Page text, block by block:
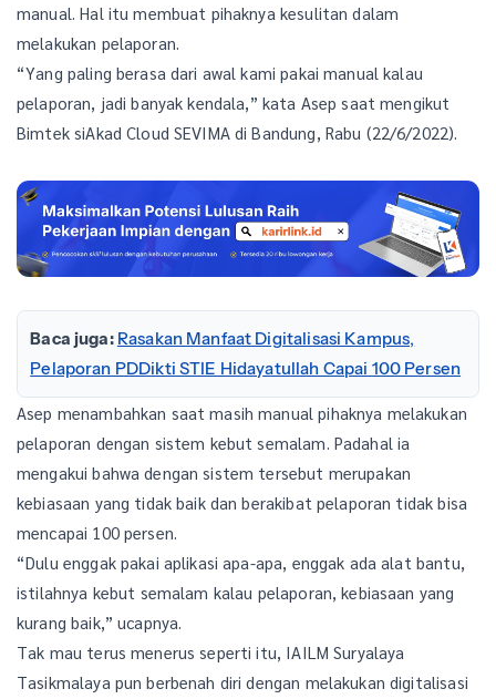
manual. Hal itu membuat pihaknya kesulitan dalam
melakukan pelaporan.
“Yang paling berasa dari awal kami pakai manual kalau
pelaporan, jadi banyak kendala,” kata Asep saat mengikut
Bimtek siAkad Cloud SEVIMA di Bandung, Rabu (22/6/2022).
Baca juga: Rasakan Manfaat Digitalisasi Kampus,
Pelaporan PDDikti STIE Hidayatullah Capai 100 Persen
Asep menambahkan saat masih manual pihaknya melakukan
pelaporan dengan sistem kebut semalam. Padahal ia
mengakui bahwa dengan sistem tersebut merupakan
kebiasaan yang tidak baik dan berakibat pelaporan tidak bisa
mencapai 100 persen.
“Dulu enggak pakai aplikasi apa-apa, enggak ada alat bantu,
istilahnya kebut semalam kalau pelaporan, kebiasaan yang
kurang baik,” ucapnya.
Tak mau terus menerus seperti itu, IAILM Suryalaya
Tasikmalaya pun berbenah diri dengan melakukan digitalisasi